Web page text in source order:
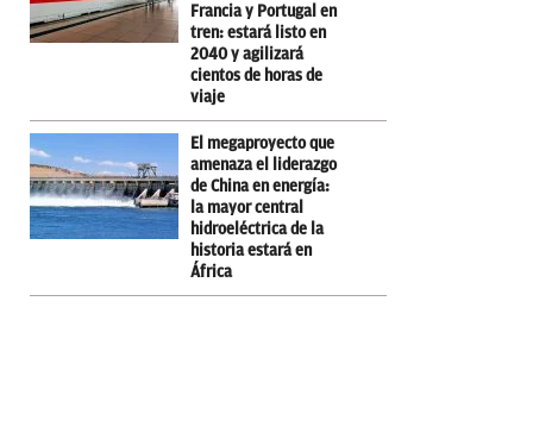
Francia y Portugal en
tren: estará listo en
2040 y agilizará
cientos de horas de
viaje
El megaproyecto que
amenaza el liderazgo
de China en energía:
la mayor central
hidroeléctrica de la
historia estará en
África